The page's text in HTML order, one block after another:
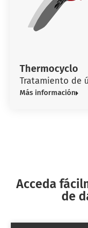
Thermocyclo
Tratamiento de
Más información
Acceda
de